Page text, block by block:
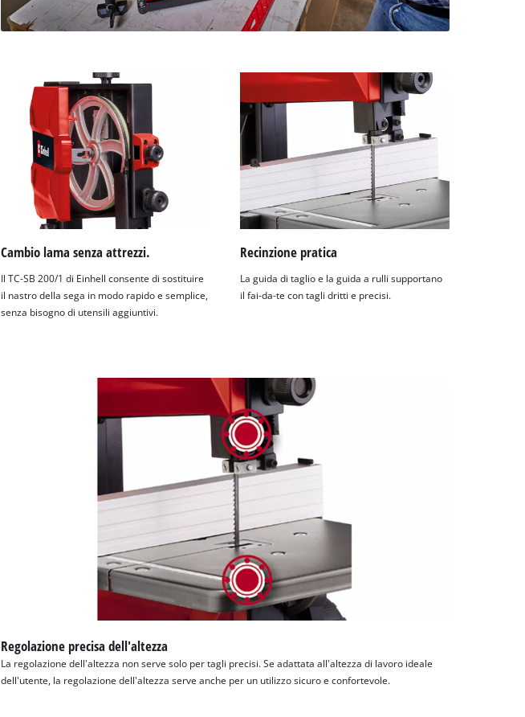
Cambio lama senza attrezzi.
Il TC-SB 200/1 di Einhell consente di sostituire
il nastro della sega in modo rapido e semplice,
senza bisogno di utensili aggiuntivi.
Recinzione pratica
La guida di taglio e la guida a rulli supportano
il fai-da-te con tagli dritti e precisi.
Regolazione precisa dell'altezza
La regolazione dell'altezza non serve solo per tagli precisi. Se adattata all'altezza di lavoro ideale
dell'utente, la regolazione dell'altezza serve anche per un utilizzo sicuro e confortevole.